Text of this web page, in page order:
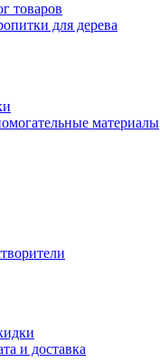
товаров
для дерева
материалы
и доставка